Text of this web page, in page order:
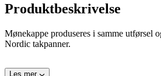
Produktbeskrivelse
Mønekappe produseres i samme utførsel
Nordic takpanner.
Les mer